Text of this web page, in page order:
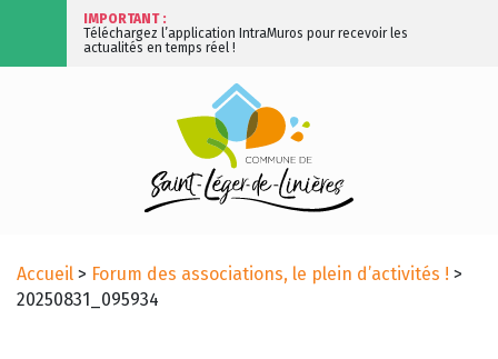
IMPORTANT :
Téléchargez l’application IntraMuros pour recevoir les
actualités en temps réel !
Accueil > Forum des associations, le plein d’activités ! >
20250831_095934